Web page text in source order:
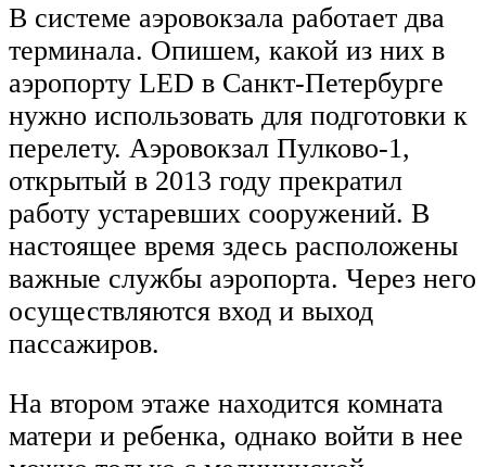
В системе аэровокзала работает два
терминала. Опишем, какой из них в
аэропорту LED в Санкт-Петербурге
нужно использовать для подготовки к
перелету. Аэровокзал Пулково-1,
открытый в 2013 году прекратил
работу устаревших сооружений. В
настоящее время здесь расположены
важные службы аэропорта. Через него
осуществляются вход и выход
пассажиров.
На втором этаже находится комната
матери и ребенка, однако войти в нее